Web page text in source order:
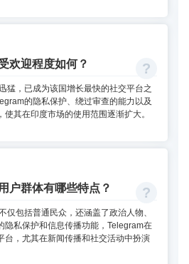
欢迎程度如何？
猛，已成为该国增长最快的社交平台之
的隐私保护、绕过审查的能力以及
其在印度市场的使用范围逐渐扩大。
户群体有哪些特点？
仅包括普通民众，还涵盖了政治人物、
隐私保护和信息传播功能，Telegram在
台，尤其在新闻传播和社交活动中扮演